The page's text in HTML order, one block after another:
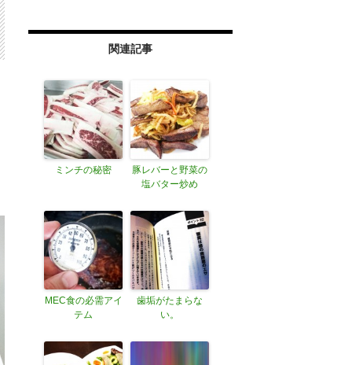
関連記事
ミンチの秘密
豚レバーと野菜の
塩バター炒め
MEC食の必需アイ
テム
歯垢がたまらな
い。